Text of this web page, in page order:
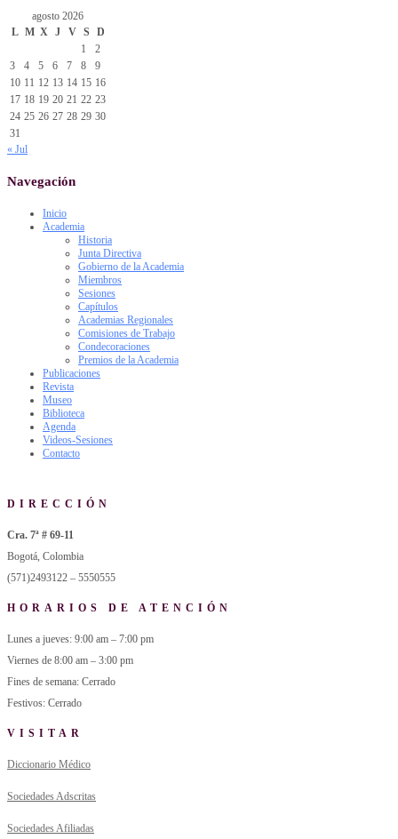
agosto 2026
L M X J V S
D
1
2
3
4 5 6 7 8
9
10 11 12 13 14 15 16
17 18 19 20 21 22 23
24 25 26 27 28 29 30
31
« Jul
Navegación
Inicio
Academia
Historia
Junta Directiva
Gobierno de la Academia
Miembros
Sesiones
Capítulos
Academias Regionales
Comisiones de Trabajo
Condecoraciones
Premios de la Academia
Publicaciones
Revista
Museo
Biblioteca
Agenda
Videos-Sesiones
Contacto
DIRECCIÓN
Cra. 7ª # 69-11
Bogotá, Colombia
(571)2493122 – 5550555
HORARIOS DE ATENCIÓN
Lunes a jueves: 9:00 am – 7:00 pm
Viernes de 8:00 am – 3:00 pm
Fines de semana: Cerrado
Festivos: Cerrado
VISITAR
Diccionario Médico
Sociedades Adscritas
Sociedades Afiliadas